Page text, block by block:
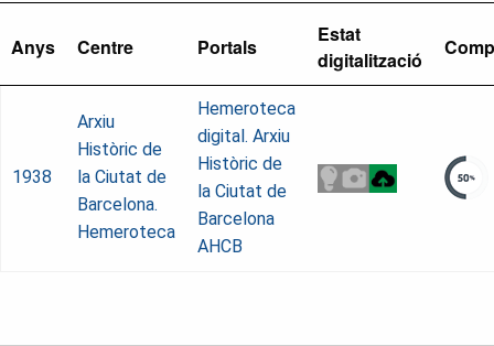
Anys Centre Portals
Estat
digitalització
1938
Arxiu
Històric de
la Ciutat de
Barcelona.
Hemeroteca
Hemeroteca
digital. Arxiu
Històric de
la Ciutat de
Barcelona
AHCB